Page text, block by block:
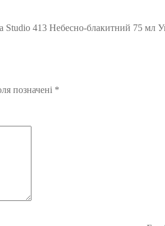
Studio 413 Небесно-блакитний 75 мл
позначені *